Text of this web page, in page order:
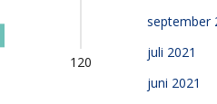
september
juli 2021
juni 2021